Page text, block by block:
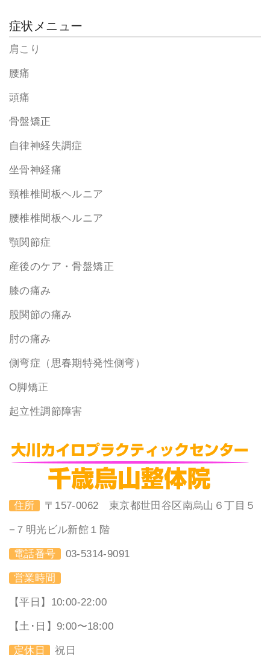
症状メニュー
肩こり
腰痛
頭痛
骨盤矯正
自律神経失調症
坐骨神経痛
頸椎椎間板ヘルニア
腰椎椎間板ヘルニア
顎関節症
産後のケア・骨盤矯正
膝の痛み
股関節の痛み
肘の痛み
側弯症（思春期特発性側弯）
O脚矯正
起立性調節障害
住所 〒157-0062 東京都世田谷区南烏山６丁目５
−７明光ビル新館１階
電話番号 03-5314-9091
営業時間
【平日】10:00-22:00
【土･日】9:00〜18:00
定休日 祝日